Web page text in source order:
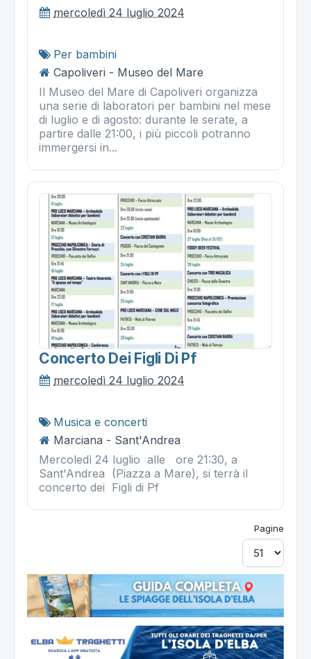
mercoledì 24 luglio 2024
Per bambini
Capoliveri - Museo del Mare
Il Museo del Mare di Capoliveri organizza
una serie di laboratori per bambini nel mese
di luglio e di agosto: durante le serate, a
partire dalle 21:00, i più piccoli potranno
immergersi in...
Concerto Dei Figli Di Pf
mercoledì 24 luglio 2024
Musica e concerti
Marciana - Sant'Andrea
Mercoledì 24 luglio alle ore 21:30, a
Sant'Andrea (Piazza a Mare), si terrà il
concerto dei Figli di Pf
Pagine